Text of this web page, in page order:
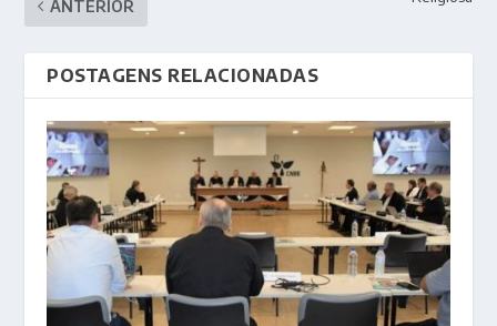
ANTERIOR
POSTAGENS RELACIONADAS